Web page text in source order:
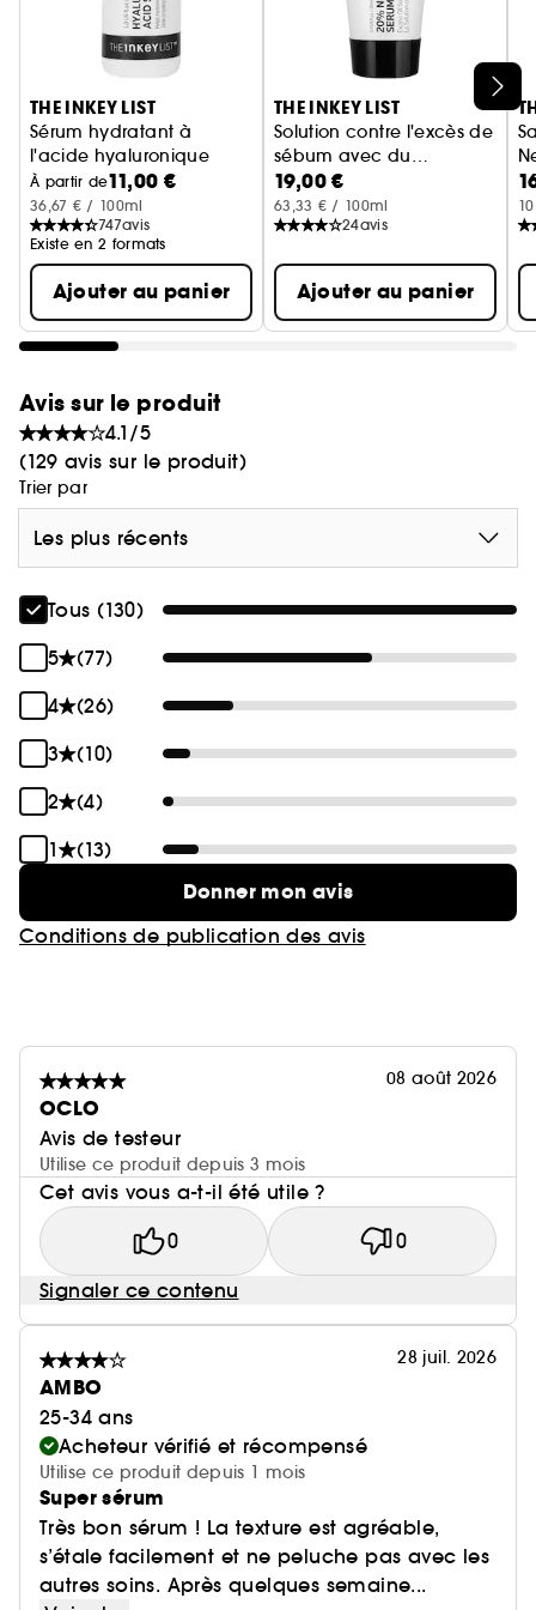
THE INKEY LIST
Sérum hydratant à
l'acide hyaluronique
Sérum visage
À partir de11,00 €
36,67 € / 100ml
747avis
Existe en 2 formats
Ajouter au panier
THE INKEY LIST
Solution contre l'excès de
sébum avec du
niacinamide 20 %
Sérum visage
19,00 €
63,33 € / 100ml
24avis
Ajouter au panier
Avis sur le produit
4.1/5
(129 avis sur le produit)
Trier par
Les plus récents
Tous (130)
5
(77)
4
(26)
3
(10)
2
(4)
1
(13)
Donner mon avis
Conditions de publication des avis
08 août 2026
OCLO
Avis de testeur
Utilise ce produit depuis 3 mois
Cet avis vous a-t-il été utile ?
0 0
Signaler ce contenu
28 juil. 2026
AMBO
25-34 ans
Acheteur vérifié et récompensé
Utilise ce produit depuis 1 mois
Super sérum
Très bon sérum ! La texture est agréable,
s’étale facilement et ne peluche pas avec les
autres soins. Après quelques semaine...